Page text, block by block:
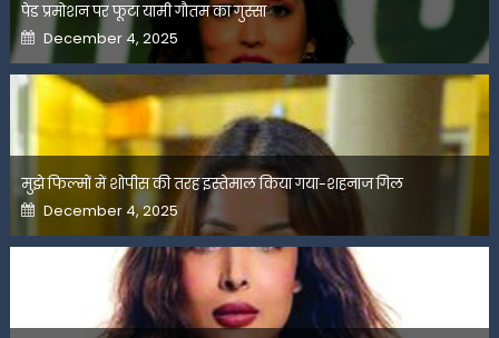
पेड प्रमोशन पर फूटा यामी गौतम का गुस्सा
Posted
on
December 4, 2025
मुझे फिल्मों में शोपीस की तरह इस्तेमाल किया गया-शहनाज गिल
Posted
on
December 4, 2025